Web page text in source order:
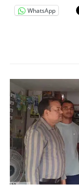
WhatsApp